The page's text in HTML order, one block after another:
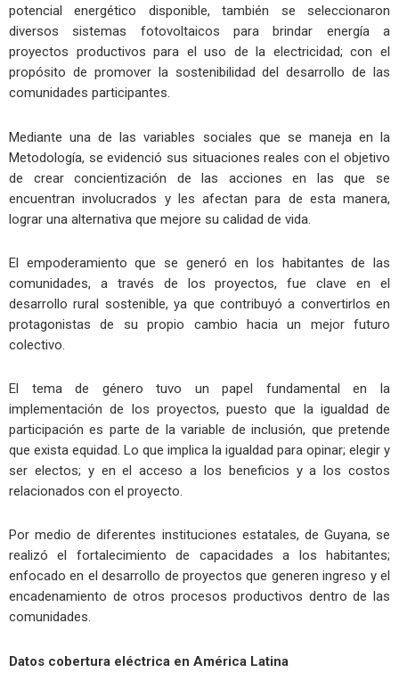
potencial energético disponible, también se seleccionaron
diversos sistemas fotovoltaicos para brindar energía a
proyectos productivos para el uso de la electricidad; con el
propósito de promover la sostenibilidad del desarrollo de las
comunidades participantes.
Mediante una de las variables sociales que se maneja en la
Metodología, se evidenció sus situaciones reales con el objetivo
de crear concientización de las acciones en las que se
encuentran involucrados y les afectan para de esta manera,
lograr una alternativa que mejore su calidad de vida.
El empoderamiento que se generó en los habitantes de las
comunidades, a través de los proyectos, fue clave en el
desarrollo rural sostenible, ya que contribuyó a convertirlos en
protagonistas de su propio cambio hacia un mejor futuro
colectivo.
El tema de género tuvo un papel fundamental en la
implementación de los proyectos, puesto que la igualdad de
participación es parte de la variable de inclusión, que pretende
que exista equidad. Lo que implica la igualdad para opinar; elegir y
ser electos; y en el acceso a los beneficios y a los costos
relacionados con el proyecto.
Por medio de diferentes instituciones estatales, de Guyana, se
realizó el fortalecimiento de capacidades a los habitantes;
enfocado en el desarrollo de proyectos que generen ingreso y el
encadenamiento de otros procesos productivos dentro de las
comunidades.
Datos cobertura eléctrica en América Latina